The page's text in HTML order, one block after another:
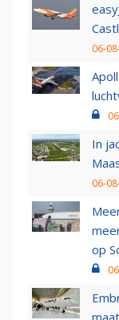
06-
In
06-
op